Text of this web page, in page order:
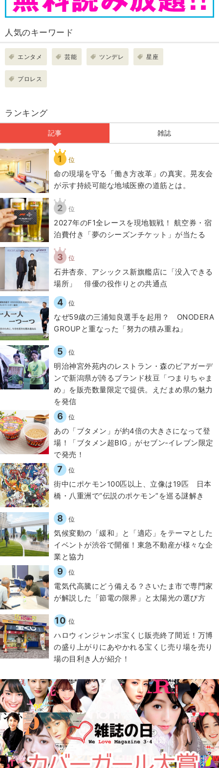
人気のキーワード
エンタメ 芸能 ツンデレ 星座
プロレス
ランキング
記事 雑誌
1 位
​命の現場を守る「働き方改革」の真実。晃友会
が示す持続可能な地域医療の道筋とは。
2 位
2027年のF1全レースを現地観戦！ 航空券・宿
泊費付き「夢のシーズンチケット」が当たる
3 位
石井杏奈、アシックス新旗艦店に「没入できる
場所」 俳優の役作りとの共通点
4 位
なぜ59歳の三浦知良選手を起用？ ONODERA
GROUPと重なった「努力の積み重ね」
5 位
明治神宮外苑内のレストラン・森のビアガーデ
ンで新潟県が誇るブランド枝豆「つまりちゃま
め」を販売数量限定で提供。えだまめ県の魅力
を発信
6 位
あの「ブタメン」が約4倍の大きさになって登
場！「ブタメン超BIG」がセブン‐イレブン限定
で発売！
7 位
街中にポケモン100匹以上、立像は19匹 日本
橋・八重洲で“伝説のポケモン”を巡る謎解き
8 位
気候変動の「緩和」と「適応」をテーマとした
イベントが渋谷で開催！東急不動産が様々な企
業と協力
9 位
電気代高騰にどう備える？さいたま市で専門家
が解説した「節電の限界」と太陽光の選び方
10 位
ハロウィンジャンボ宝くじ販売終了間近！万博
の盛り上がりにあやかれる宝くじ売り場を売り
場の目利き人が紹介！